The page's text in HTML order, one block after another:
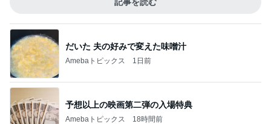
Amebaトピックス 1日前
予想以上の映画第二弾の入場特典
Amebaトピックス 18時間前
びっくりするぐらい美味しいかき氷
Amebaトピックス 9時間前